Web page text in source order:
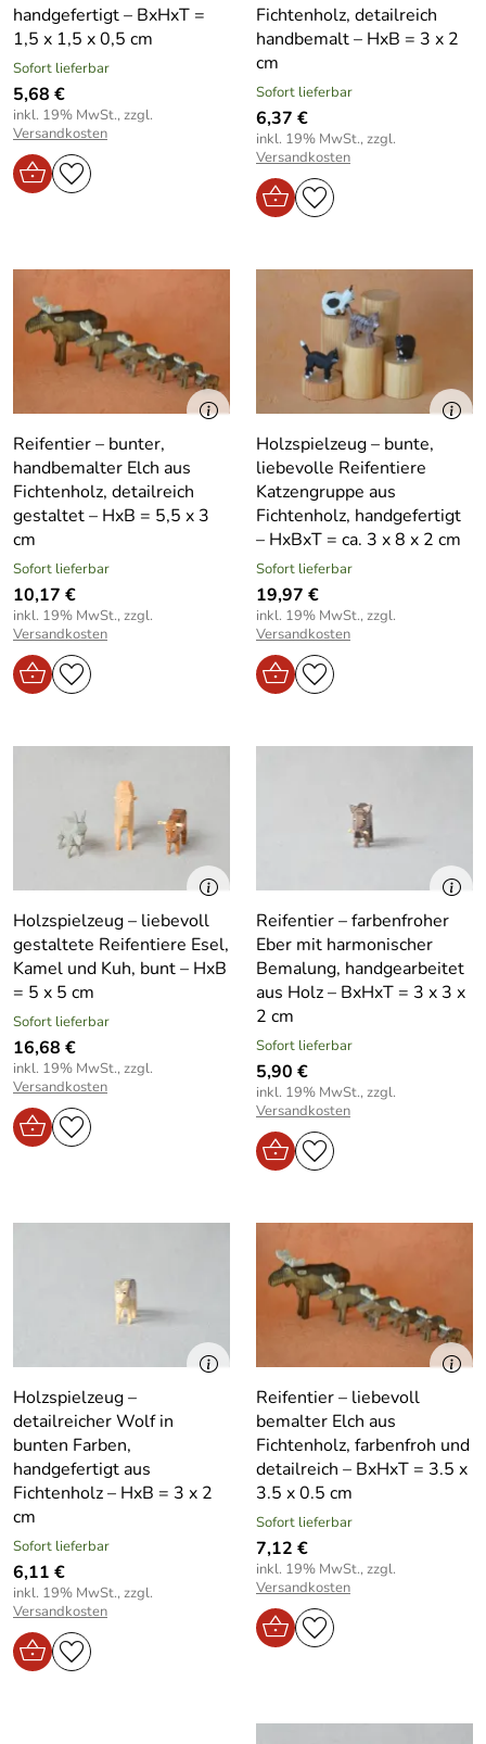
handgefertigt – BxHxT =
1,5 x 1,5 x 0,5 cm
Sofort lieferbar
5,68 €
inkl. 19% MwSt., zzgl.
Versandkosten
Fichtenholz, detailreich
handbemalt – HxB = 3 x 2
cm
Sofort lieferbar
6,37 €
inkl. 19% MwSt., zzgl.
Versandkosten
Reifentier – bunter,
handbemalter Elch aus
Fichtenholz, detailreich
gestaltet – HxB = 5,5 x 3
cm
Sofort lieferbar
10,17 €
inkl. 19% MwSt., zzgl.
Versandkosten
Holzspielzeug – bunte,
liebevolle Reifentiere
Katzengruppe aus
Fichtenholz, handgefertigt
– HxBxT = ca. 3 x 8 x 2 cm
Sofort lieferbar
19,97 €
inkl. 19% MwSt., zzgl.
Versandkosten
Holzspielzeug – liebevoll
gestaltete Reifentiere Esel,
Kamel und Kuh, bunt – HxB
= 5 x 5 cm
Sofort lieferbar
16,68 €
inkl. 19% MwSt., zzgl.
Versandkosten
Reifentier – farbenfroher
Eber mit harmonischer
Bemalung, handgearbeitet
aus Holz – BxHxT = 3 x 3 x
2 cm
Sofort lieferbar
5,90 €
inkl. 19% MwSt., zzgl.
Versandkosten
Holzspielzeug –
detailreicher Wolf in
bunten Farben,
handgefertigt aus
Fichtenholz – HxB = 3 x 2
cm
Sofort lieferbar
6,11 €
inkl. 19% MwSt., zzgl.
Versandkosten
Reifentier – liebevoll
bemalter Elch aus
Fichtenholz, farbenfroh und
detailreich – BxHxT = 3.5 x
3.5 x 0.5 cm
Sofort lieferbar
7,12 €
inkl. 19% MwSt., zzgl.
Versandkosten